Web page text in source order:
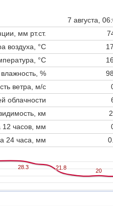
7 августа,
мм рт.ст.
воздуха, °C
°C
%
ветра, м/с
облачности
км
12 часов, мм
24 часа, мм
28.3
28.3 21.8
21.8 20
20